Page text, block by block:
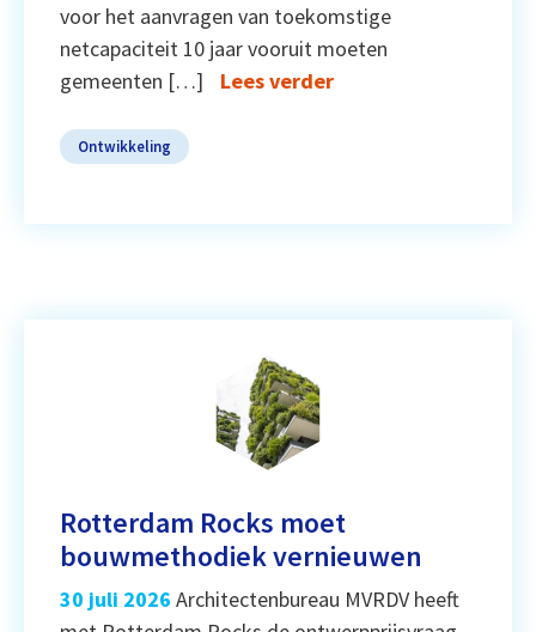
voor het aanvragen van toekomstige
netcapaciteit 10 jaar vooruit moeten
gemeenten […]
Lees verder
Ontwikkeling
Rotterdam Rocks moet
bouwmethodiek vernieuwen
30 juli 2026 Architectenbureau MVRDV heeft